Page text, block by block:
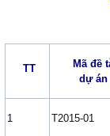
TT
Mã đề
dự án
1 T2015-01